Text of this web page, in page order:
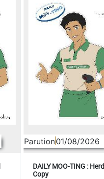
Parution01/08/2026
DAILY MOO-TING : Herd
Copy